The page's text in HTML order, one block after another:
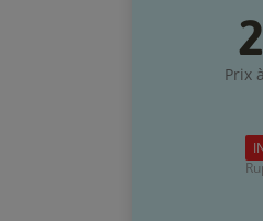
Prix